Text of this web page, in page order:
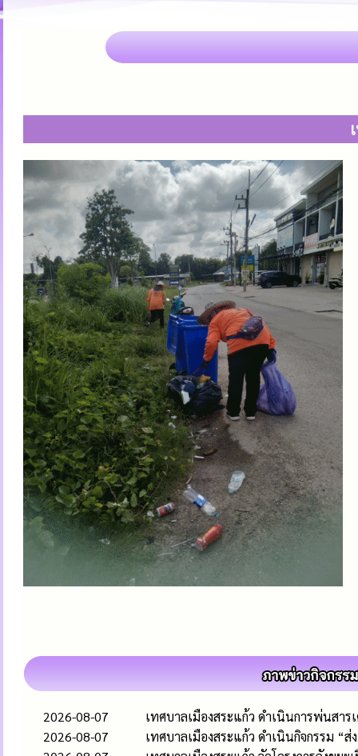
2026-08-07
เทศบาลเมืองสระแก้ว ดำเนินการพ่นสา
2026-08-07
เทศบาลเมืองสระแก้ว ดำเนินกิจกรรม “